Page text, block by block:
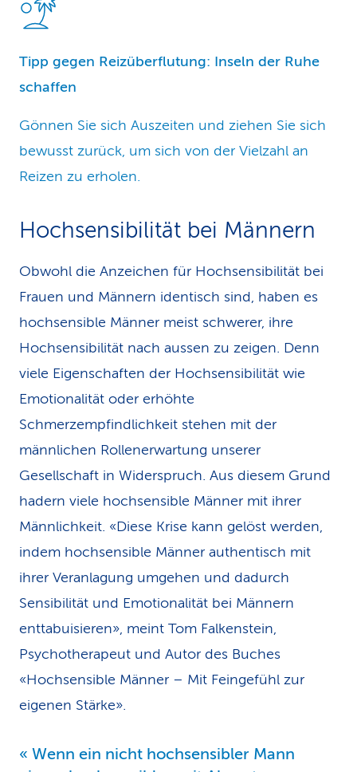
Tipp gegen Reizüberflutung: Inseln der Ruhe
schaffen
Gönnen Sie sich Auszeiten und ziehen Sie sich
bewusst zurück, um sich von der Vielzahl an
Reizen zu erholen.
Hochsensibilität bei Männern
Obwohl die Anzeichen für Hochsensibilität bei
Frauen und Männern identisch sind, haben es
hochsensible Männer meist schwerer, ihre
Hochsensibilität nach aussen zu zeigen. Denn
viele Eigenschaften der Hochsensibilität wie
Emotionalität oder erhöhte
Schmerzempfindlichkeit stehen mit der
männlichen Rollenerwartung unserer
Gesellschaft in Widerspruch. Aus diesem Grund
hadern viele hochsensible Männer mit ihrer
Männlichkeit. «Diese Krise kann gelöst werden,
indem hochsensible Männer authentisch mit
ihrer Veranlagung umgehen und dadurch
Sensibilität und Emotionalität bei Männern
enttabuisieren», meint Tom Falkenstein,
Psychotherapeut und Autor des Buches
«Hochsensible Männer – Mit Feingefühl zur
eigenen Stärke».
Wenn ein nicht hochsensibler Mann